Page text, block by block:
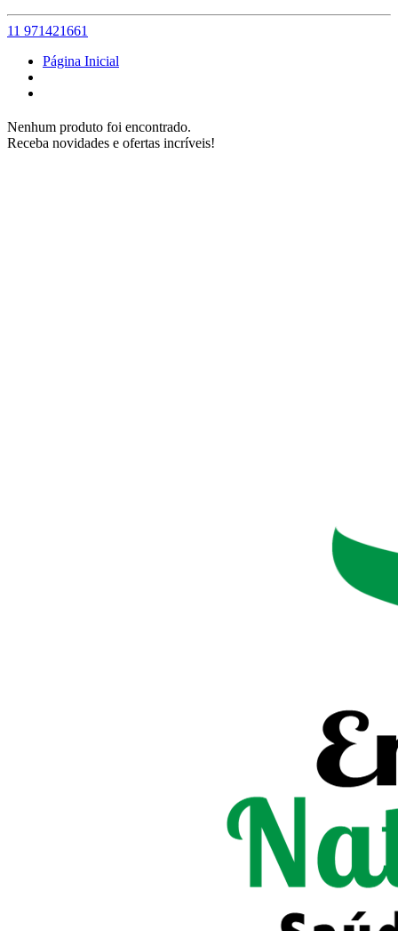
11 971421661
Página Inicial
Nenhum produto foi encontrado.
Receba novidades e ofertas incríveis!